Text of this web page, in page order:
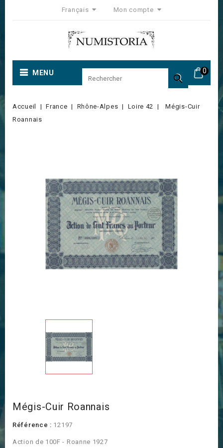
Français Mon compte
0
MENU 
Accueil France Rhône-Alpes Loire 42
Mégis-Cuir
Roannais
Mégis-Cuir Roannais
Référence : 12197
Action de 100F - Roanne 1927